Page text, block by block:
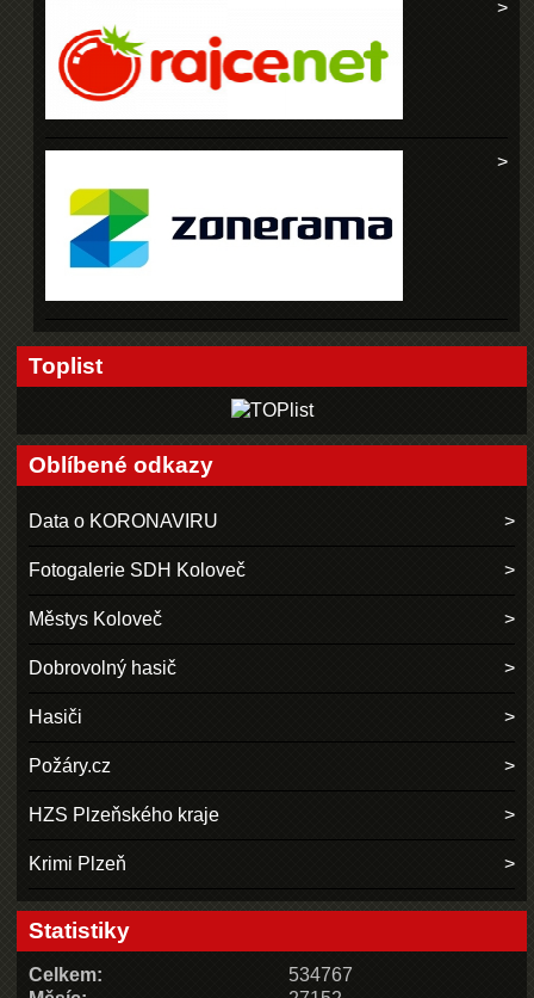
Toplist
Oblíbené odkazy
Data o KORONAVIRU
Fotogalerie SDH Koloveč
Městys Koloveč
Dobrovolný hasič
Hasiči
Požáry.cz
HZS Plzeňského kraje
Krimi Plzeň
Statistiky
Celkem:
534767